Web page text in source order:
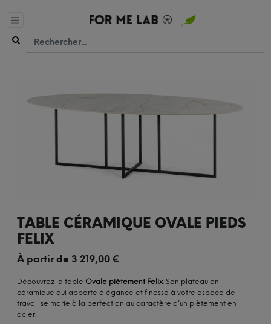
TABLE CÉRAMIQUE OVALE PIEDS
FELIX
À partir de 3 219,00€
Découvrez la table Ovale piètement Felix. Son plateau en
céramique qui apporte élégance et finesse à votre espace de
travail se marie à la perfection au caractère d’un piètement en
acier.